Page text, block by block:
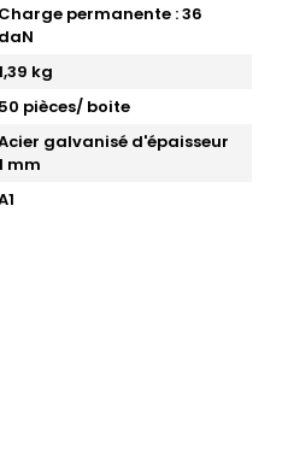
Charge permanente : 36
daN
kg
50 pièces/ boite
galvanisé d'épaisseur
mm